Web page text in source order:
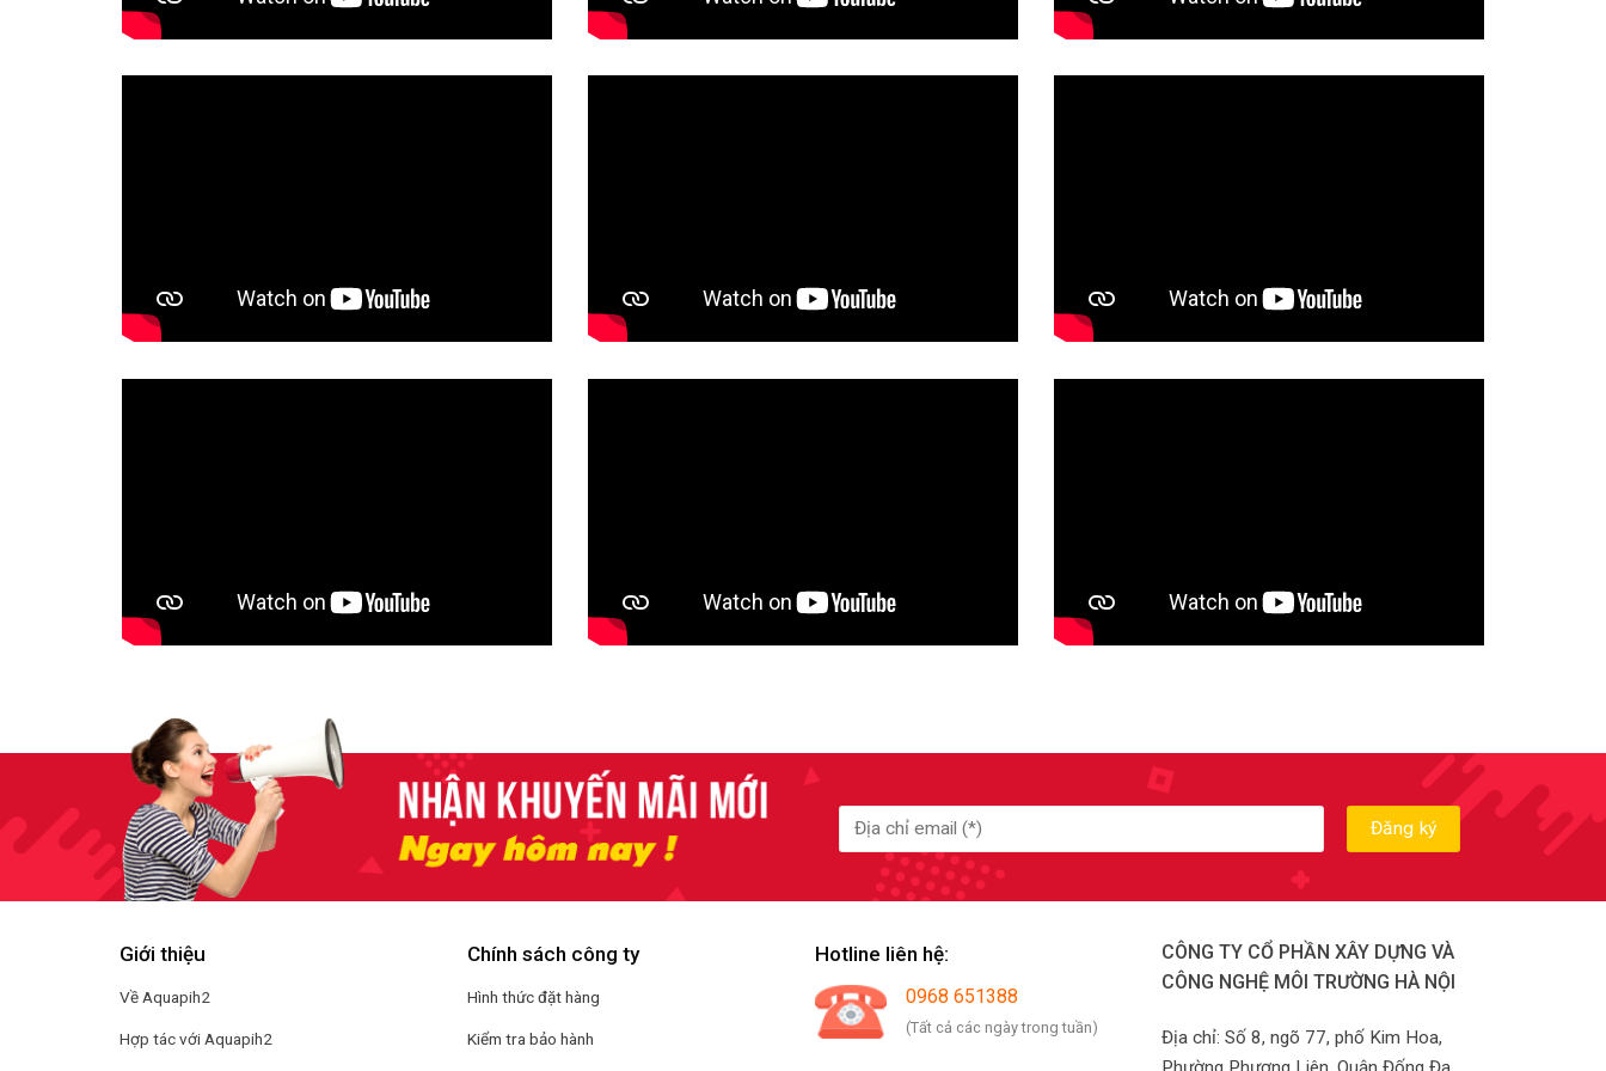
Giới thiệu
Về Aquapih2
Hợp tác với Aquapih2
Chính sách công ty
Hình thức đặt hàng
Kiểm tra bảo hành
Hotline liên hệ:
0968 651388
(Tất cả các ngày trong tuần)
CÔNG TY CỔ PHẦN XÂY DỰNG VÀ
CÔNG NGHỆ MÔI TRƯỜNG HÀ NỘI
Địa chỉ: Số 8, ngõ 77, phố Kim Hoa,